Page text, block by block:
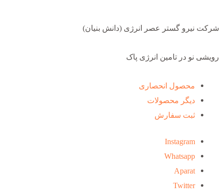
شرکت نیرو گستر عصر انرژی (دانش بنیان)
رویشی نو در تامین انرژی پاک
محصول انحصاری
دیگر محصولات
ثبت سفارش
Instagram
Whatsapp
Aparat
Twitter